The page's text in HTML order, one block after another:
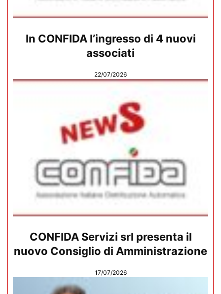
In CONFIDA l’ingresso di 4 nuovi
associati
22/07/2026
CONFIDA Servizi srl presenta il
nuovo Consiglio di Amministrazione
17/07/2026